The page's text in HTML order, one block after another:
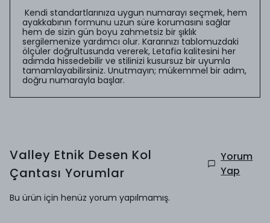
Kendi standartlarınıza uygun numarayı seçmek, hem
ayakkabının formunu uzun süre korumasını sağlar
hem de sizin gün boyu zahmetsiz bir şıklık
sergilemenize yardımcı olur. Kararınızı tablomuzdaki
ölçüler doğrultusunda vererek, Letafia kalitesini her
adımda hissedebilir ve stilinizi kusursuz bir uyumla
tamamlayabilirsiniz. Unutmayın; mükemmel bir adım,
doğru numarayla başlar.
Valley Etnik Desen Kol
Çantası Yorumlar
Yorum
Yap
Bu ürün için henüz yorum yapılmamış.